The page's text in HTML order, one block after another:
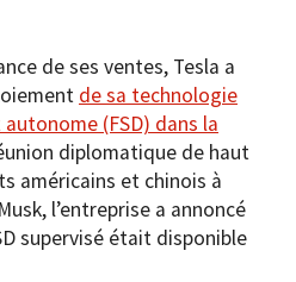
de ses ventes, Tesla a
de sa technologie
(FSD) dans la
diplomatique de haut
américains et chinois à
l’entreprise a annoncé
supervisé était disponible